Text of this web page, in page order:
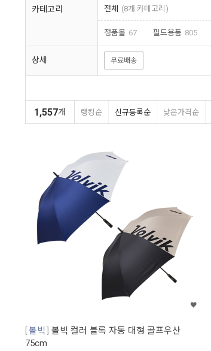
카테고리 전체 (8개 카테고리)
정품볼 67 필드용품 805
상세 무료배송
1,557개 랭킹순 신규등록순 낮은가격순
볼빅
볼빅 컬러 블록 자동 대형 골프우산
75cm